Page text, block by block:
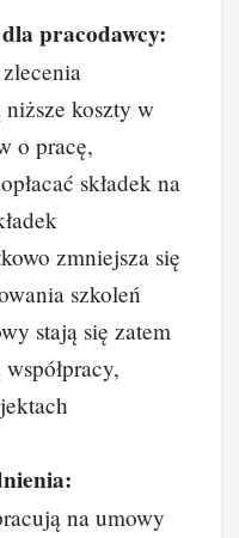
pracodawcy:
koszty w
o pracę,
składek na
zmniejsza się
szkoleń
stają się zatem
na umowy